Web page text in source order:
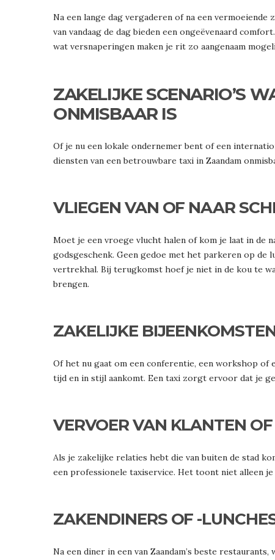
Na een lange dag vergaderen of na een vermoeiende
van vandaag de dag bieden een ongeëvenaard
wat versnaperingen maken je rit zo aangenaam
ZAKELIJKE SCENARIO’S
ONMISBAAR IS
Of je nu een lokale ondernemer bent of een
diensten van een betrouwbare taxi in Zaandam
VLIEGEN VAN OF NAAR
Moet je een vroege vlucht halen of kom je laat in de
godsgeschenk. Geen gedoe met het parkeren op de
vertrekhal. Bij terugkomst hoef je niet in de kou te
brengen.
ZAKELIJKE
Of het nu gaat om een conferentie, een workshop
tijd en in stijl aankomt. Een taxi zorgt ervoor dat je
VERVOER VAN KLANTEN
Als je zakelijke relaties hebt die van buiten de stad
een professionele taxiservice. Het toont niet alleen
ZAKENDINERS OF -
Na een diner in een van Zaandam’s beste